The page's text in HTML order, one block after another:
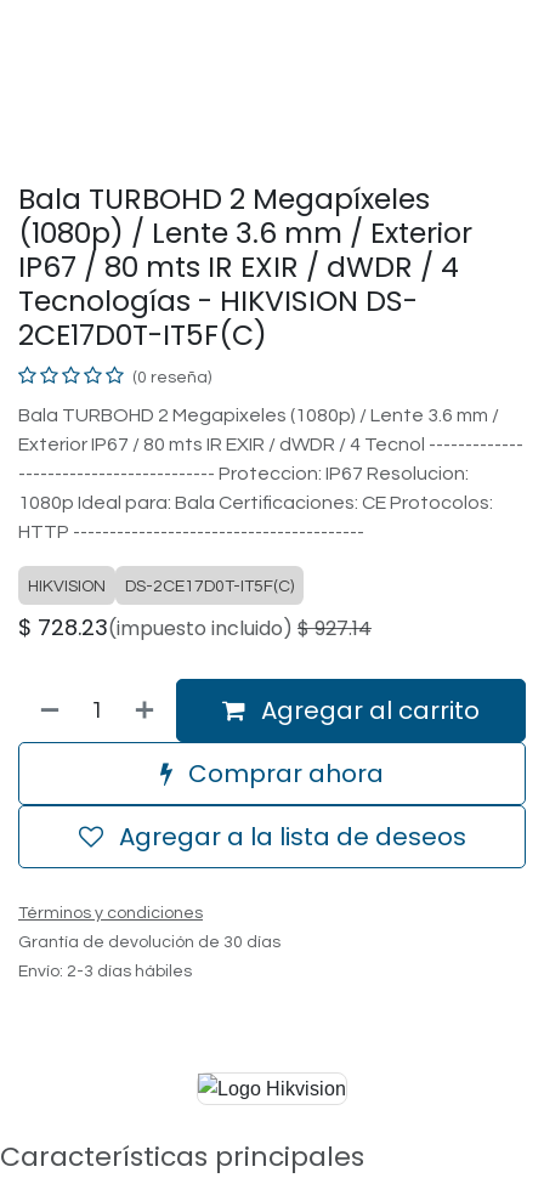
Bala TURBOHD 2 Megapíxeles
(1080p) / Lente 3.6 mm / Exterior
IP67 / 80 mts IR EXIR / dWDR / 4
Tecnologías - HIKVISION DS-
2CE17D0T-IT5F(C)
(0 reseña)
Bala TURBOHD 2 Megapixeles (1080p) / Lente 3.6 mm /
Exterior IP67 / 80 mts IR EXIR / dWDR / 4 Tecnol -------------
--------------------------- Proteccion: IP67 Resolucion:
1080p Ideal para: Bala Certificaciones: CE Protocolos:
HTTP ----------------------------------------
HIKVISION DS-2CE17D0T-IT5F(C)
$ 728.23(impuesto incluido) $927.14
Agregar al carrito
Comprar ahora
Agregar a la lista de deseos
Términos y condiciones
Grantía de devolución de 30 días
Envío: 2-3 días hábiles
Características principales